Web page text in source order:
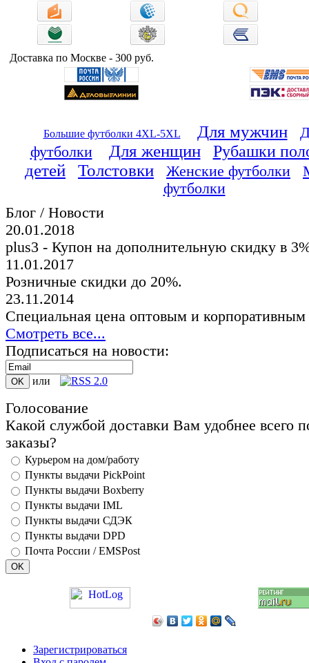
Доставка по Москве - 300 руб.
Большие футболки 4XL-5XL Для мужчин
футболки
Для женщин Рубашки
детей Толстовки Женские футболки
футболки
Блог / Новости
20.01.2018
plus3 - Купон на дополнительную скидку в
11.01.2017
Розничные скидки до 20%.
23.11.2014
Специальная цена оптовым и
Смотреть все...
Подписаться на новости:
или
Голосование
Какой службой доставки Вам удобнее всего
заказы?
Курьером на дом/работу
Пункты выдачи PickPoint
Пункты выдачи Boxberry
Пункты выдачи IML
Пункты выдачи СДЭК
Пункты выдачи DPD
Почта России / EMSPost
Зарегистрироваться